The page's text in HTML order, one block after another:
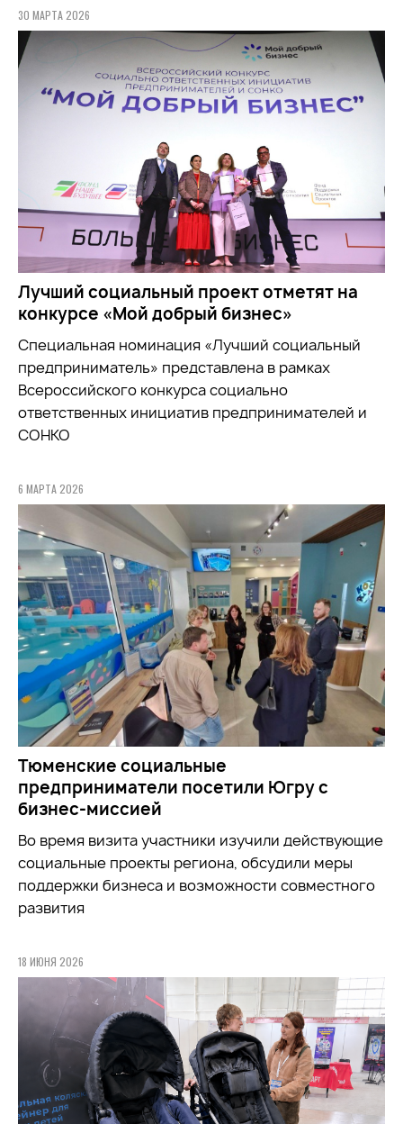
30 МАРТА 2026
Лучший социальный проект отметят на
конкурсе «Мой добрый бизнес»
Специальная номинация «Лучший социальный
предприниматель» представлена в рамках
Всероссийского конкурса социально
ответственных инициатив предпринимателей и
СОНКО
6 МАРТА 2026
Тюменские социальные
предприниматели посетили Югру с
бизнес-миссией
Во время визита участники изучили действующие
социальные проекты региона, обсудили меры
поддержки бизнеса и возможности совместного
развития
18 ИЮНЯ 2026